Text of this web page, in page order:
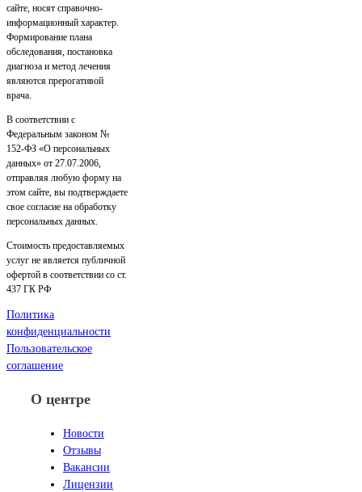
сайте, носят справочно-
информационный характер.
Формирование плана
обследования, постановка
диагноза и метод лечения
являются прерогативой
врача.
В соответствии с
Федеральным законом №
152-ФЗ «О персональных
данных» от 27.07.2006,
отправляя любую форму на
этом сайте, вы подтверждаете
свое согласие на обработку
персональных данных.
Стоимость предоставляемых
услуг не является публичной
офертой в соответствии со ст.
437 ГК РФ
Политика
конфиденциальности
Пользовательское
соглашение
О центре
Новости
Отзывы
Вакансии
Лицензии